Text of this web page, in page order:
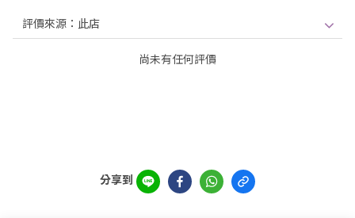
尚未有任何評價
分享到